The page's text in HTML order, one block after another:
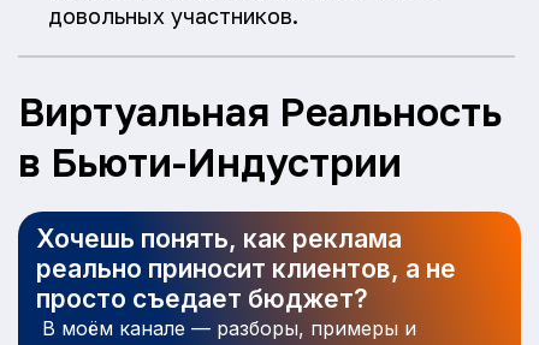
довольных участников.
Виртуальная Реальность
в Бьюти-Индустрии
Хочешь понять, как реклама
реально приносит клиентов, а не
просто съедает бюджет?
В моём канале — разборы, примеры и